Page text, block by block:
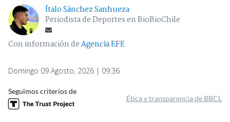
Ítalo Sánchez Sanhueza
Periodista de Deportes en BioBioChile
Con información deAgencia EFE
Domingo 09 Agosto, 2026 | 09:36
Seguimos criterios de
Ética y transparencia de BBCL